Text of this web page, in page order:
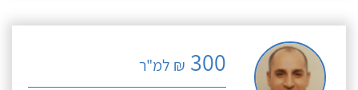
300 ₪ למ"ר